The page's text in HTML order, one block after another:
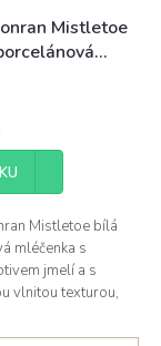
Mistletoe
Mistletoe bílá
mléčenka s
jmelí a s
vlnitou texturou,